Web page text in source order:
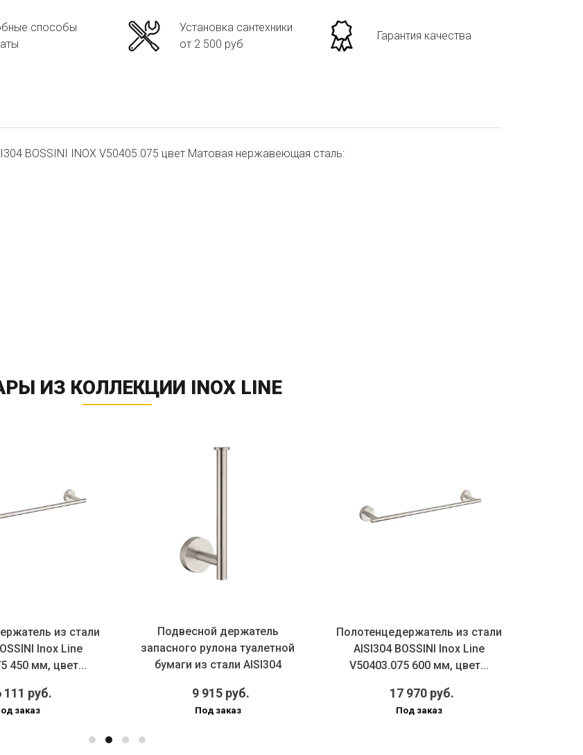
способы
Установка сантехники
от 2 500 руб
Гарантия качества
BOSSINI INOX V50405.075 цвет Матовая нержавеющая сталь:
ИЗ КОЛЛЕКЦИИ INOX LINE
из стали
Inox Line
450 мм, цвет...
111 руб.
заказ
Подвесной держатель
запасного рулона туалетной
бумаги из стали AISI304
9 915 руб.
Под заказ
Полотенцедержатель из стали
AISI304 BOSSINI Inox Line
V50403.075 600 мм, цвет...
17 970 руб.
Под заказ